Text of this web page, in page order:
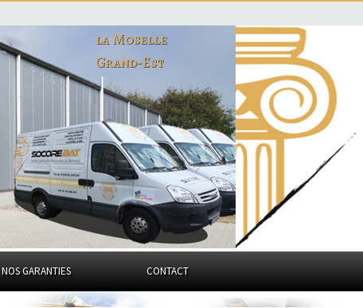
la Moselle
Grand-Est
NOS GARANTIES CONTACT